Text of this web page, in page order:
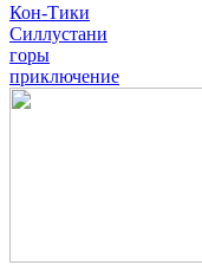
Кон-Тики
Силлустани
горы
приключение